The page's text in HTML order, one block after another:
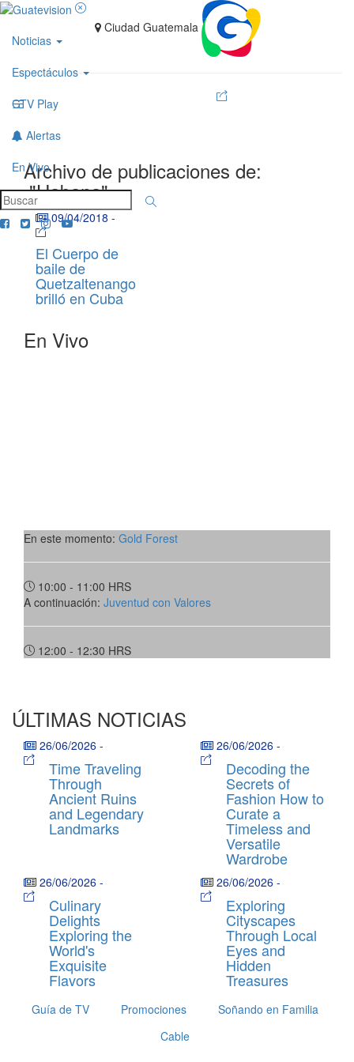
Noticias
Espectáculos
GTV Play
Alertas
En Vivo
Ciudad Guatemala
Archivo de publicaciones de:
"Habana"
09/04/2018 -
El Cuerpo de
baile de
Quetzaltenango
brilló en Cuba
En Vivo
En este momento: Gold Forest
10:00 - 11:00 HRS
A continuación: Juventud con Valores
12:00 - 12:30 HRS
ÚLTIMAS NOTICIAS
26/06/2026 -
Time Traveling
Through
Ancient Ruins
and Legendary
Landmarks
26/06/2026 -
Decoding the
Secrets of
Fashion How to
Curate a
Timeless and
Versatile
Wardrobe
26/06/2026 -
Culinary
Delights
Exploring the
World's
Exquisite
Flavors
26/06/2026 -
Exploring
Cityscapes
Through Local
Eyes and
Hidden
Treasures
Guía de TV Promociones
Soñando en Familia
Cable